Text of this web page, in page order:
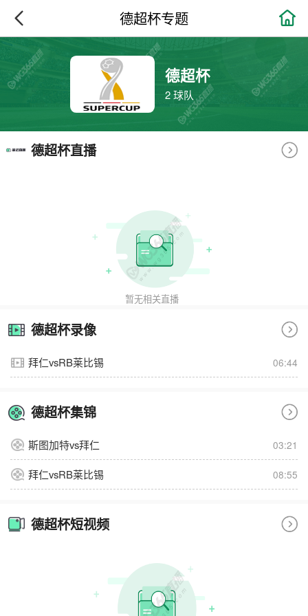
 德超杯专题
德超杯
2 球队
德超杯直播
暂无相关直播
德超杯录像
拜仁vsRB莱比锡 06:44
德超杯集锦
斯图加特vs拜仁 03:21
拜仁vsRB莱比锡 08:55
德超杯短视频